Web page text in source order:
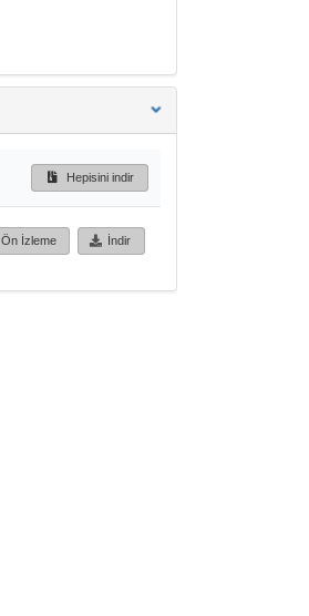
Hepisini indir
Ön İzleme İndir